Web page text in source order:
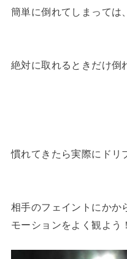
簡単に倒れてしまっては
絶対に取れるときだけ倒
慣れてきたら実際にドリ
相手のフェイントにかか
モーションをよく観よう